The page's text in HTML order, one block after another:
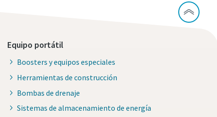
Equipo portátil
Boosters y equipos especiales
Herramientas de construcción
Bombas de drenaje
Sistemas de almacenamiento de energía